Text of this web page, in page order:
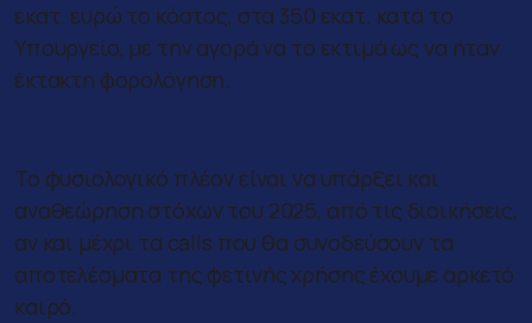
εκατ. ευρώ το κόστος, στα 350 εκατ. κατά το
Υπουργείο, με την αγορά να το εκτιμά ως να ήταν
έκτακτη φορολόγηση.
Το φυσιολογικό πλέον είναι να υπάρξει και
αναθεώρηση στόχων του 2025, από τις διοικήσεις,
αν και μέχρι τα calls που θα συνοδεύσουν τα
αποτελέσματα της φετινής χρήσης έχουμε αρκετό
καιρό.